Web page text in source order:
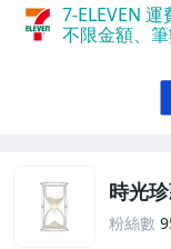
7-ELEVEN 運
不限金額、
時光
粉絲數